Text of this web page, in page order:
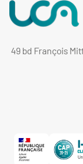
49 bd François